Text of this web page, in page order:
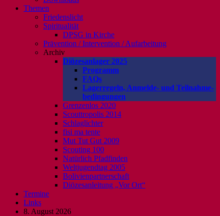
Themen
Friedenslicht
Spiritualität
DPSG in Kirche
Prävention / Intervention / Aufarbeitung
Archiv
Diözesanlager 2025
Programm
FAQs
Lagerregeln, Anmelde- und Teilnahme-
bedingungen
Grenzenlos 2020
Scouttropolis 2014
Schlaglichter
fisi ma tente
Mut Tut Gut 2009
Scouting 100
Natürlich Pfadfinden
Weltjugendtag 2005
Bolivienpartnerschaft
Diözesanleitung „Vor Ort“
Termine
Links
8. August 2026